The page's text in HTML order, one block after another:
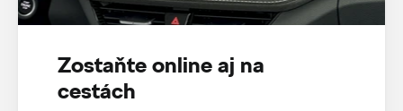
Zostaňte online aj na
cestách